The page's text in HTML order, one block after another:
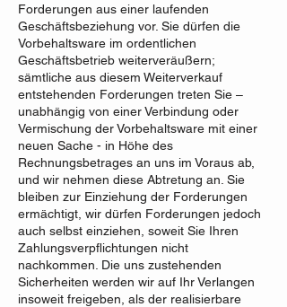
Forderungen aus einer laufenden
Geschäftsbeziehung vor. Sie dürfen die
Vorbehaltsware im ordentlichen
Geschäftsbetrieb weiterveräußern;
sämtliche aus diesem Weiterverkauf
entstehenden Forderungen treten Sie –
unabhängig von einer Verbindung oder
Vermischung der Vorbehaltsware mit einer
neuen Sache - in Höhe des
Rechnungsbetrages an uns im Voraus ab,
und wir nehmen diese Abtretung an. Sie
bleiben zur Einziehung der Forderungen
ermächtigt, wir dürfen Forderungen jedoch
auch selbst einziehen, soweit Sie Ihren
Zahlungsverpflichtungen nicht
nachkommen. Die uns zustehenden
Sicherheiten werden wir auf Ihr Verlangen
insoweit freigeben, als der realisierbare